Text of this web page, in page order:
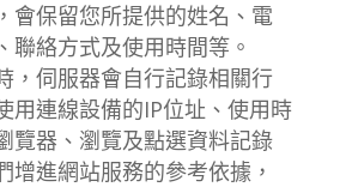
會保留您所提供的姓名、電
聯絡方式及使用時間等。
，伺服器會自行記錄相關行
用連線設備的IP位址、使用時
覽器、瀏覽及點選資料記錄
增進網站服務的參考依據，